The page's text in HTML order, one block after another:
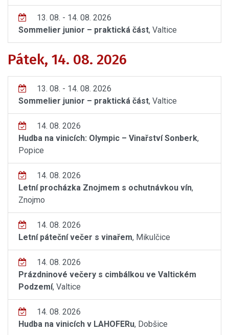
13. 08. - 14. 08. 2026
Sommelier junior – praktická část, Valtice
Pátek, 14. 08. 2026
13. 08. - 14. 08. 2026
Sommelier junior – praktická část, Valtice
14. 08. 2026
Hudba na vinicích: Olympic – Vinařství Sonberk,
Popice
14. 08. 2026
Letní procházka Znojmem s ochutnávkou vín,
Znojmo
14. 08. 2026
Letní páteční večer s vinařem, Mikulčice
14. 08. 2026
Prázdninové večery s cimbálkou ve Valtickém
Podzemí, Valtice
14. 08. 2026
Hudba na vinicích v LAHOFERu, Dobšice